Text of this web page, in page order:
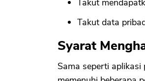
Takut
Takut data
Syarat
Sama seperti